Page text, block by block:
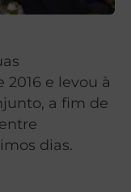
e levou à
a fim de
dias.